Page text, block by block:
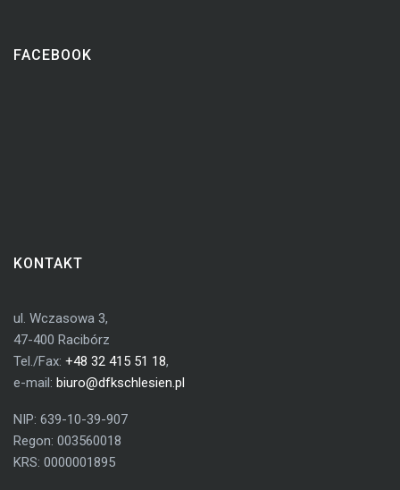
FACEBOOK
KONTAKT
ul. Wczasowa 3,
47-400 Racibórz
Tel./Fax: +48 32 415 51 18,
e-mail: biuro@dfkschlesien.pl
NIP: 639-10-39-907
Regon: 003560018
KRS: 0000001895